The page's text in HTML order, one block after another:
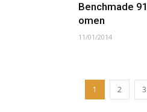
Benchmade
omen
11/01/2014
1 2 3